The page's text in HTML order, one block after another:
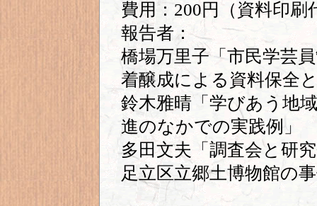
費用：200円（資料印
報告者：
橋場万里子「市民学芸
着醸成による資料保全
鈴木雅晴「学びあう地
進のなかでの実践例」
多田文夫「調査会と研
足立区立郷土博物館の